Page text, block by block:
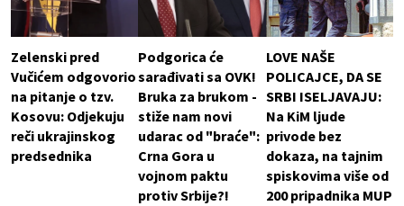
Zelenski pred
Vučićem odgovorio
na pitanje o tzv.
Kosovu: Odjekuju
reči ukrajinskog
predsednika
Podgorica će
sarađivati sa OVK!
Bruka za brukom -
stiže nam novi
udarac od "braće":
Crna Gora u
vojnom paktu
protiv Srbije?!
LOVE NAŠE
POLICAJCE, DA SE
SRBI ISELJAVAJU:
Na KiM ljude
privode bez
dokaza, na tajnim
spiskovima više od
200 pripadnika MUP